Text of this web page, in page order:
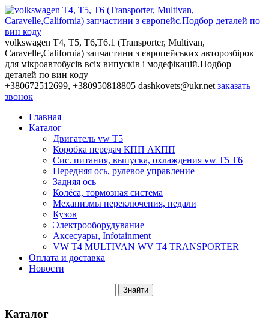
volkswagen T4, T5, T6,Т6.1 (Transporter, Multivan,
Caravelle,California) запчастини з європейських авторозбірок
для мікроавтобусів всіх випусків і модефікацій.Подбор
деталей по вин коду
+380672512699, +380950818805 dashkovets@ukr.net заказать
звонок
Главная
Каталог
Двигатель vw T5
Коробка передач КПП АКПП
Сис. питания, выпуска, охлаждения vw T5 T6
Передняя ось, рулевое управление
Задняя ось
Колёса, тормозная система
Механизмы переключения, педали
Кузов
Электрооборудувание
Аксесуары, Infotainment
VW T4 MULTIVAN WV T4 TRANSPORTER
Оплата и доставка
Новости
Каталог